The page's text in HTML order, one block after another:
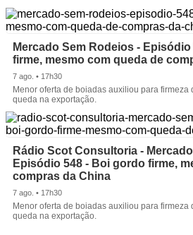
Mercado Sem Rodeios -
firme, mesmo com queda de
7 ago. • 17h30
Menor oferta de boiadas auxiliou para firmeza
queda na exportação.
Rádio Scot Consultoria -
Episódio 548 - Boi gordo firme,
compras da China
7 ago. • 17h30
Menor oferta de boiadas auxiliou para firmeza
queda na exportação.